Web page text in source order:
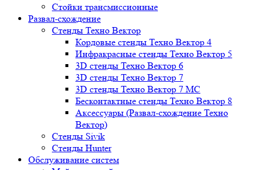
Стойки трансмиссионные
Развал-схождение
Стенды Техно Вектор
Кордовые стенды Техно Вектор 4
Инфракрасные стенды Техно Вектор 5
3D стенды Техно Вектор 6
3D стенды Техно Вектор 7
3D стенды Техно Вектор 7 МС
Бесконтактные стенды Техно Вектор 8
Аксессуары (Развал-схождение Техно
Вектор)
Стенды Sivik
Стенды Hunter
Обслуживание систем